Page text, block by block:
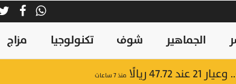
الجماهير شوف تكنولوجيا مزاج
ريالًا منذ ٧ ساعات